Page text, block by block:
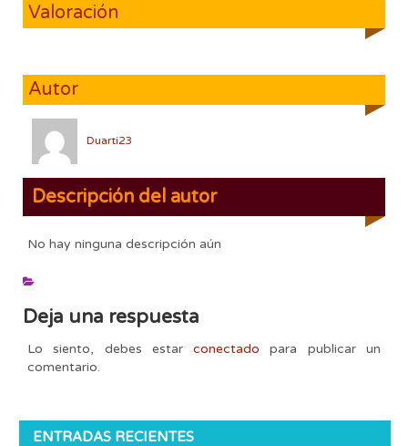
Valoración
Autor
Duarti23
Descripción del autor
No hay ninguna descripción aún
Deja una respuesta
Lo siento, debes estarconectado para publicar un
comentario.
ENTRADAS RECIENTES